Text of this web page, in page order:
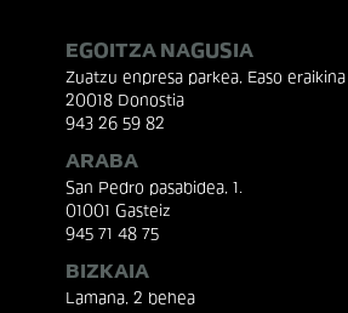
EGOITZA NAGUSIA
Zuatzu enpresa parkea, Easo
20018 Donostia
943 26 59 82
ARABA
San Pedro pasabidea, 1.
01001 Gasteiz
945 71 48 75
BIZKAIA
Lamana, 2 behea